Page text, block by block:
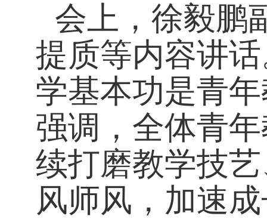
会上，徐毅鹏
提质等内容讲
学基本功是青
强调，全体青
续打磨教学技
风师风，加速